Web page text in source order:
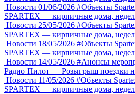
Новости 01/06/2026 #Объекты
SPARTEX — кирпичные дома,
Новости 25/05/2026 #Объекты
SPARTEX — кирпичные дома,
Новости 18/05/2026 #Объекты
SPARTEX — кирпичные дома,
Новости 14/05/2026 #Анонсы
Радио Пилот — Розыгрыш поездки
Новости 11/05/2026 #Объекты
SPARTEX — кирпичные дома,